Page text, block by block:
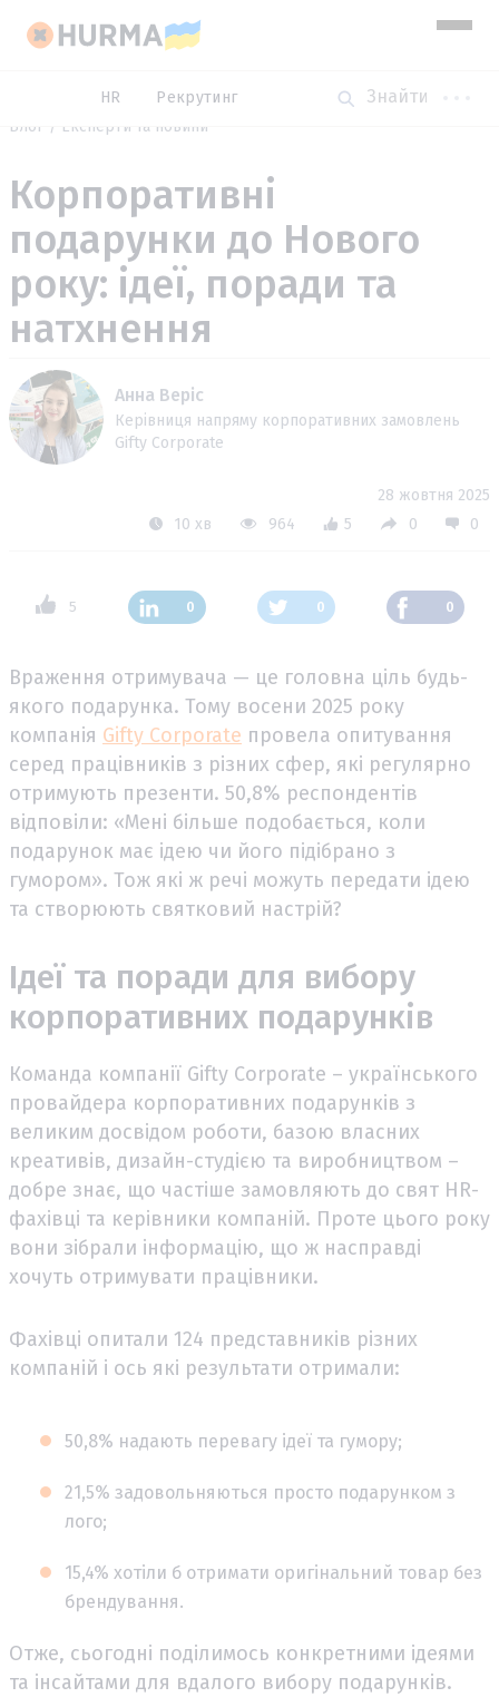
HR
Рекрутинг
Блог
Експерти та новини
Корпоративні
подарунки до Нового
року: ідеї, поради та
натхнення
Анна Веріс
Керівниця напряму корпоративних замовлень
Gifty Corporate
28 жовтня 2025
10 хв
964 5 0 0
5 0 0 0
Враження отримувача — це головна ціль будь-
якого подарунка. Тому восени 2025 року
компанія Gifty Corporate провела опитування
серед працівників з різних сфер, які регулярно
отримують презенти. 50,8% респондентів
відповіли: «Мені більше подобається, коли
подарунок має ідею чи його підібрано з
гумором». Тож які ж речі можуть передати ідею
та створюють святковий настрій?
Ідеї та поради для вибору
корпоративних подарунків
Команда компанії Gifty Corporate – українського
провайдера корпоративних подарунків з
великим досвідом роботи, базою власних
креативів, дизайн-студією та виробництвом –
добре знає, що частіше замовляють до свят HR-
фахівці та керівники компаній. Проте цього року
вони зібрали інформацію, що ж насправді
хочуть отримувати працівники.
Фахівці опитали 124 представників різних
компаній і ось які результати отримали:
50,8% надають перевагу ідеї та гумору;
21,5% задовольняються просто подарунком з
лого;
15,4% хотіли б отримати оригінальний товар без
брендування.
Отже, сьогодні поділимось конкретними ідеями
та інсайтами для вдалого вибору подарунків.